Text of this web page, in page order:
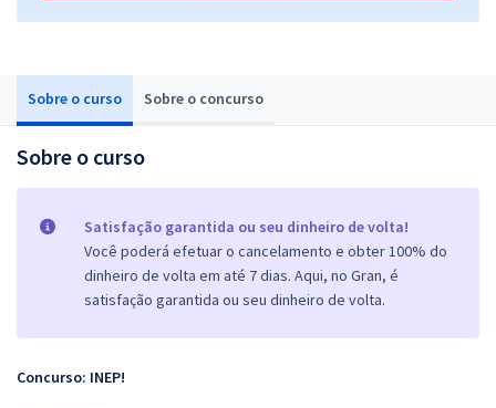
Sobre o curso Sobre o concurso
Sobre o curso
Satisfação garantida ou seu dinheiro de volta!
Você poderá efetuar o cancelamento e obter 100% do
dinheiro de volta em até 7 dias. Aqui, no Gran, é
satisfação garantida ou seu dinheiro de volta.
Concurso: INEP!